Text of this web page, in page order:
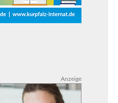
Anzeige